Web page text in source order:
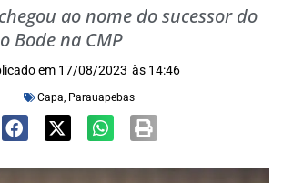
ao nome do sucessor do
Bode na CMP
em 17/08/2023 às 14:46
Capa, Parauapebas